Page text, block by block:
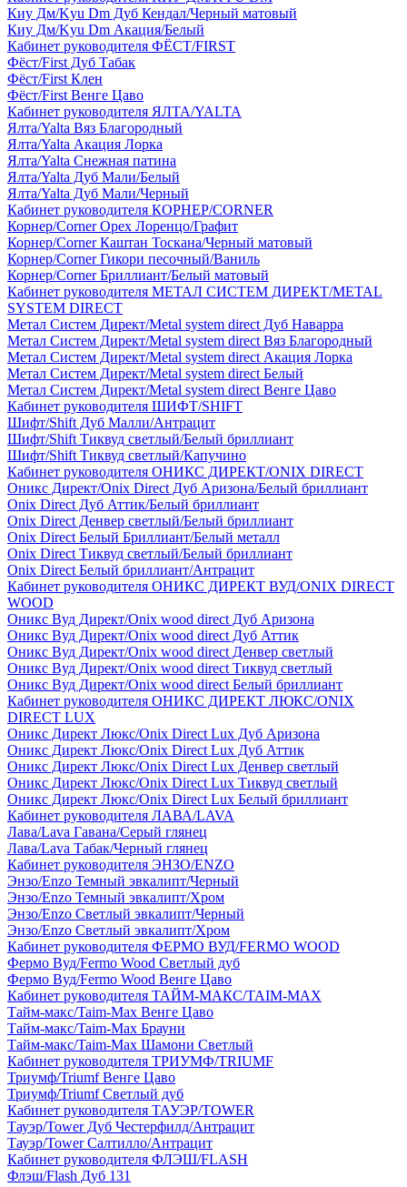
Киу Дм/Kyu Dm Дуб Кендал/Черный матовый
Киу Дм/Kyu Dm Акация/Белый
Кабинет руководителя ФЁСТ/FIRST
Фёст/First Дуб Табак
Фёст/First Клен
Фёст/First Венге Цаво
Кабинет руководителя ЯЛТА/YALTA
Ялта/Yalta Вяз Благородный
Ялта/Yalta Акация Лорка
Ялта/Yalta Снежная патина
Ялта/Yalta Дуб Мали/Белый
Ялта/Yalta Дуб Мали/Черный
Кабинет руководителя КОРНЕР/CORNER
Корнер/Corner Орех Лоренцо/Графит
Корнер/Corner Каштан Тоскана/Черный матовый
Корнер/Corner Гикори песочный/Ваниль
Корнер/Corner Бриллиант/Белый матовый
Кабинет руководителя МЕТАЛ СИСТЕМ ДИРЕКТ/METAL
SYSTEM DIRECT
Метал Систем Директ/Metal system direct Дуб Наварра
Метал Систем Директ/Metal system direct Вяз Благородный
Метал Систем Директ/Metal system direct Акация Лорка
Метал Систем Директ/Metal system direct Белый
Метал Систем Директ/Metal system direct Венге Цаво
Кабинет руководителя ШИФТ/SHIFT
Шифт/Shift Дуб Малли/Антрацит
Шифт/Shift Тиквуд светлый/Белый бриллиант
Шифт/Shift Тиквуд светлый/Капучино
Кабинет руководителя ОНИКС ДИРЕКТ/ONIX DIRECT
Оникс Директ/Onix Direct Дуб Аризона/Белый бриллиант
Onix Direct Дуб Аттик/Белый бриллиант
Onix Direct Денвер светлый/Белый бриллиант
Onix Direct Белый Бриллиант/Белый металл
Onix Direct Тиквуд светлый/Белый бриллиант
Onix Direct Белый бриллиант/Антрацит
Кабинет руководителя ОНИКС ДИРЕКТ ВУД/ONIX DIRECT
WOOD
Оникс Вуд Директ/Onix wood direct Дуб Аризона
Оникс Вуд Директ/Onix wood direct Дуб Аттик
Оникс Вуд Директ/Onix wood direct Денвер светлый
Оникс Вуд Директ/Onix wood direct Тиквуд светлый
Оникс Вуд Директ/Onix wood direct Белый бриллиант
Кабинет руководителя ОНИКС ДИРЕКТ ЛЮКС/ONIX
DIRECT LUX
Оникс Директ Люкс/Onix Direct Lux Дуб Аризона
Оникс Директ Люкс/Onix Direct Lux Дуб Аттик
Оникс Директ Люкс/Onix Direct Lux Денвер светлый
Оникс Директ Люкс/Onix Direct Lux Тиквуд светлый
Оникс Директ Люкс/Onix Direct Lux Белый бриллиант
Кабинет руководителя ЛАВА/LAVA
Лава/Lava Гавана/Серый глянец
Лава/Lava Табак/Черный глянец
Кабинет руководителя ЭНЗО/ENZO
Энзо/Enzo Темный эвкалипт/Черный
Энзо/Enzo Темный эвкалипт/Хром
Энзо/Enzo Светлый эвкалипт/Черный
Энзо/Enzo Светлый эвкалипт/Хром
Кабинет руководителя ФЕРМО ВУД/FERMO WOOD
Фермо Вуд/Fermo Wood Светлый дуб
Фермо Вуд/Fermo Wood Венге Цаво
Кабинет руководителя ТАЙМ-МАКС/TAIM-MAX
Тайм-макс/Taim-Max Венге Цаво
Тайм-макс/Taim-Max Брауни
Тайм-макс/Taim-Max Шамони Светлый
Кабинет руководителя ТРИУМФ/TRIUMF
Триумф/Triumf Венге Цаво
Триумф/Triumf Светлый дуб
Кабинет руководителя ТАУЭР/TOWER
Тауэр/Tower Дуб Честерфилд/Антрацит
Тауэр/Tower Салтилло/Антрацит
Кабинет руководителя ФЛЭШ/FLASH
Флэш/Flash Дуб 131